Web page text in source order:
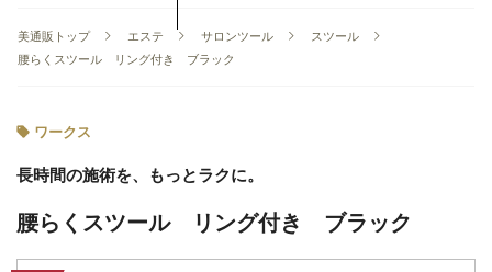
美通販トップ エステ サロンツール
スツール
腰らくスツール リング付き ブラック
ワークス
長時間の施術を、もっとラクに。
腰らくスツール リング付き ブラック